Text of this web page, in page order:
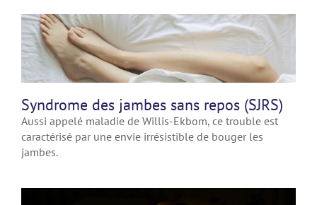
Syndrome des jambes sans repos (SJRS)
Aussi appelé maladie de Willis-Ekbom, ce trouble est
caractérisé par une envie irrésistible de bouger les
jambes.